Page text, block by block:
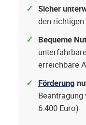
Sicher
den
Bequeme
erreichbare
Förderung
6.400 Euro)